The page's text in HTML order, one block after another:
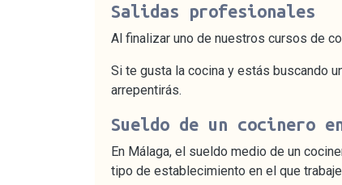
Salidas profesionales
Al finalizar uno de nuestros cursos de
Si te gusta la cocina y estás buscando
arrepentirás.
Sueldo de un cocinero
En Málaga, el sueldo medio de un
tipo de establecimiento en el que